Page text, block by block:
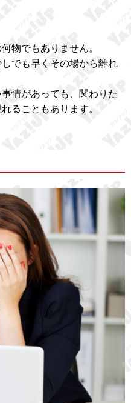
物でもありません。
でも早くその場から離れ
情があっても、関わりた
ることもあります。